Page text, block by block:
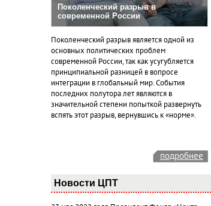
Поколенческий разрыв в
современной России
Поколенческий разрыв является одной из
основных политических проблем
современной России, так как усугубляется
принципиальной разницей в вопросе
интеграции в глобальный мир. События
последних полутора лет являются в
значительной степени попыткой развернуть
вспять этот разрыв, вернувшись к «норме».
подробнее
Новости ЦПТ